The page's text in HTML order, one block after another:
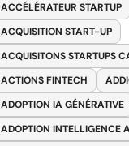
ACCÉLÉRATEUR STARTUP
ACQUISITION START-UP
ACQUISITONS STARTUPS
ACTIONS FINTECH
ADOPTION IA GÉNÉRATIVE
ADOPTION INTELLIGENCE